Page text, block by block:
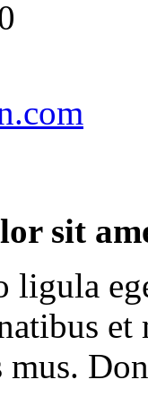
sit
ligula